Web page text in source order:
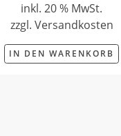
inkl. 20 % MwSt.
zzgl. Versandkosten
IN DEN WARENKORB